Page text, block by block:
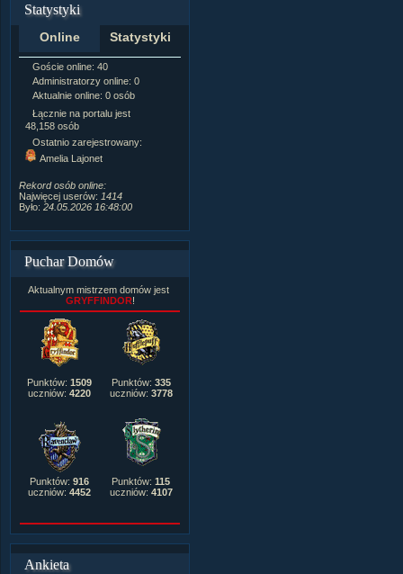
Statystyki
Online Statystyki
Goście online: 40
Administratorzy online: 0
Aktualnie online: 0 osób
Łącznie na portalu jest
48,158 osób
Ostatnio zarejestrowany:
Amelia Lajonet
Rekord osób online:
Najwięcej userów: 1414
Było: 24.05.2026 16:48:00
Puchar Domów
Aktualnym mistrzem domów jest
GRYFFINDOR!
Punktów: 1509
uczniów: 4220
Punktów: 335
uczniów: 3778
Punktów: 916
uczniów: 4452
Punktów: 115
uczniów: 4107
Ankieta